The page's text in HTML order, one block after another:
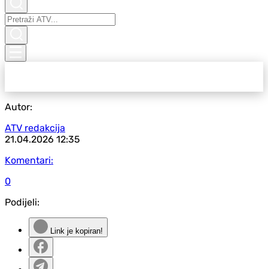
Autor:
ATV redakcija
21.04.2026 12:35
Komentari:
0
Podijeli:
Link je kopiran!